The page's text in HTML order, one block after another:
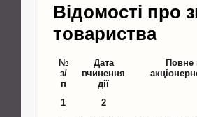
Відомості про
товариства
№
з/
п
Дата
вчинення
дії
Повне
1 2